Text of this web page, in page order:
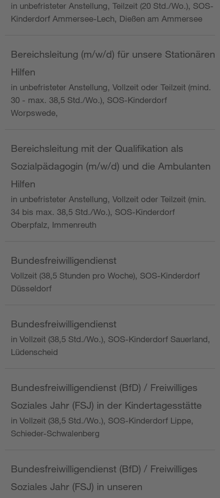
in unbefristeter Anstellung, Teilzeit (20 Std./Wo.), SOS-
Kinderdorf Ammersee-Lech, Dießen am Ammersee
Bereichsleitung (m/w/d) für unsere Stationären
Hilfen
in unbefristeter Anstellung, Vollzeit oder Teilzeit (mind.
30 - max. 38,5 Std./Wo.), SOS-Kinderdorf
Worpswede,
Bereichsleitung mit der Qualifikation als
Sozialpädagogin (m/w/d) und die Ambulanten
Hilfen
in unbefristeter Anstellung, Vollzeit oder Teilzeit (min.
34 bis max. 38,5 Std./Wo.), SOS-Kinderdorf
Oberpfalz, Immenreuth
Bundesfreiwilligendienst
Vollzeit (38,5 Stunden pro Woche), SOS-Kinderdorf
Düsseldorf
Bundesfreiwilligendienst
in Vollzeit (38,5 Std./Wo.), SOS-Kinderdorf Sauerland,
Lüdenscheid
Bundesfreiwilligendienst (BfD) / Freiwilliges
Soziales Jahr (FSJ) in der Kindertagesstätte
in Vollzeit (38,5 Std./Wo.), SOS-Kinderdorf Lippe,
Schieder-Schwalenberg
Bundesfreiwilligendienst (BfD) / Freiwilliges
Soziales Jahr (FSJ) in unseren